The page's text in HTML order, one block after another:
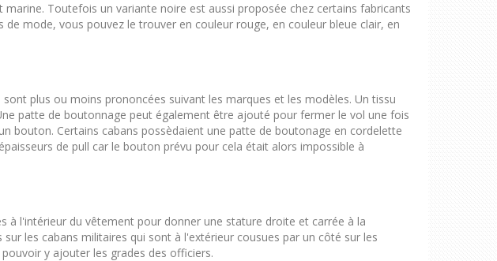
Toutefois un variante noire est aussi proposée chez certains fabricants
de mode, vous pouvez le trouver en couleur rouge, en couleur bleue clair, en
plus ou moins prononcées suivant les marques et les modèles. Un tissu
patte de boutonnage peut également être ajouté pour fermer le vol une fois
bouton. Certains cabans possèdaient une patte de boutonage en cordelette
de pull car le bouton prévu pour cela était alors impossible à
à l'intérieur du vêtement pour donner une stature droite et carrée à la
les cabans militaires qui sont à l'extérieur cousues par un côté sur les
y ajouter les grades des officiers.